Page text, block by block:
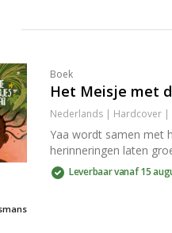
Boek
Het Meisje met
Nederlands | Hardcover |
Yaa wordt samen met
herinneringen laten
Leverbaar vanaf 15